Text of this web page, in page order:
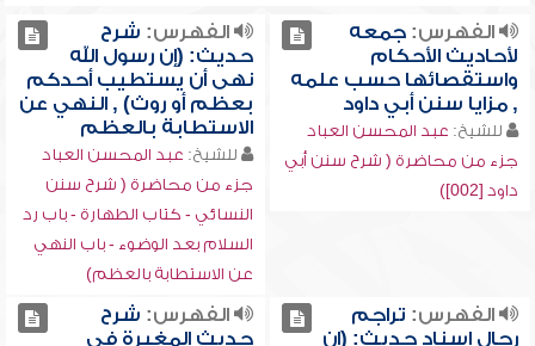
الفهرس:جمعه
لأحاديث الأحكام
واستقصائها حسب علمه
, مزايا سنن أبي داود
للشيخ: عبد المحسن العباد
جزء من محاضرة ( شرح سنن أبي
داود [002])
الفهرس: شرح
حديث: (إن رسول الله
نهى أن يستطيب أحدكم
بعظم أو روث) , النهي عن
الاستطابة بالعظم
للشيخ: عبد المحسن العباد
جزء من محاضرة ( شرح سنن
النسائي - كتاب الطهارة - باب رد
السلام بعد الوضوء - باب النهي
عن الاستطابة بالعظم)
الفهرس: تراجم
رجال إسناد حديث: (إن
الفهرس: شرح
حديث المغيرة في